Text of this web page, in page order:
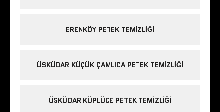
ERENKÖY PETEK TEMIZLIĞI
ÜSKÜDAR KÜÇÜK ÇAMLICA PETEK TEMIZLIĞI
ÜSKÜDAR KÜPLÜCE PETEK TEMIZLIĞI